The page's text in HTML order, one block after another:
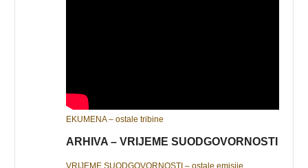
EKUMENA – ostale tribine
ARHIVA – VRIJEME SUODGOVORNOSTI
VRIJEME SUODGOVORNOSTI – ostale emisije